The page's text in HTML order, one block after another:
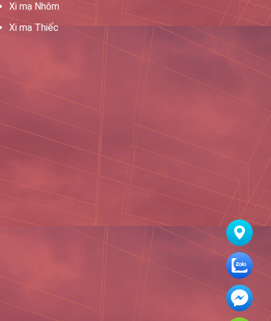
Xi mạ Nhôm
Xi mạ Thiếc